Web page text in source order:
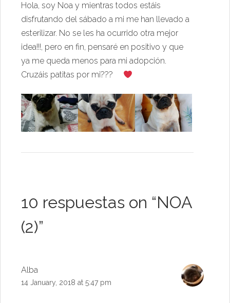
Hola, soy Noa y mientras todos estáis
disfrutando del sábado a mi me han llevado a
esterilizar. No se les ha ocurrido otra mejor
idea!!!, pero en fin, pensaré en positivo y que
ya me queda menos para mi adopción.
Cruzáis patitas por mi???
10 respuestas on “NOA
(2)”
Alba
14 January, 2018 at 5:47 pm